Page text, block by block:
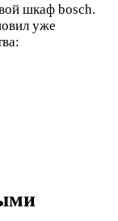
шкаф bosch.
уже